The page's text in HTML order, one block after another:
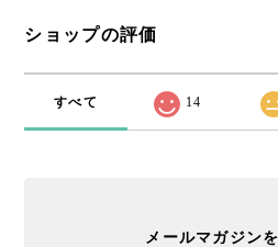
ショップの評価
すべて 14
メールマガジン